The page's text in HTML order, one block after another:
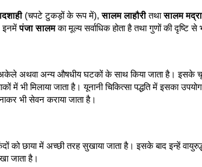
(चपटे टुकड़ों के रूप में),सालम लाहौरीतथासालम
इनमेंपंजा सालमका मूल्य सर्वाधिक होता है तथा गुणों की दृष्टि से
अकेले अथवा अन्य औषधीय घटकों के साथ किया जाता है। इसके
में भी मिलाया जाता है। यूनानी चिकित्सा पद्धति में इसका
भी सेवन कराया जाता है।
को छाया में अच्छी तरह सुखाया जाता है। इसके बाद इन्हें
जाता है।